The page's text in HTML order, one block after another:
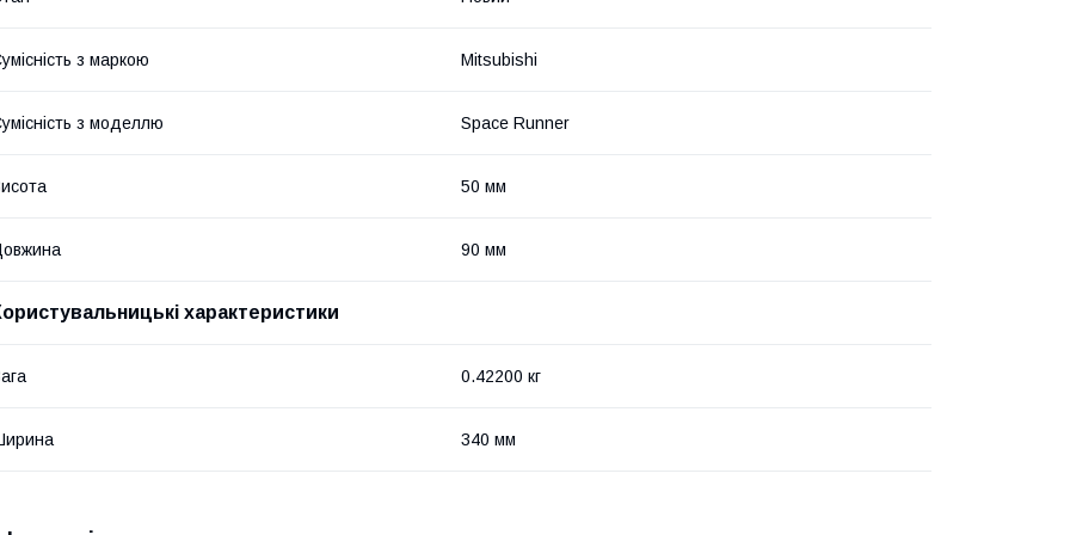
з маркою Mitsubishi
з моделлю Space Runner
50 мм
90 мм
характеристики
0.42200 кг
340 мм